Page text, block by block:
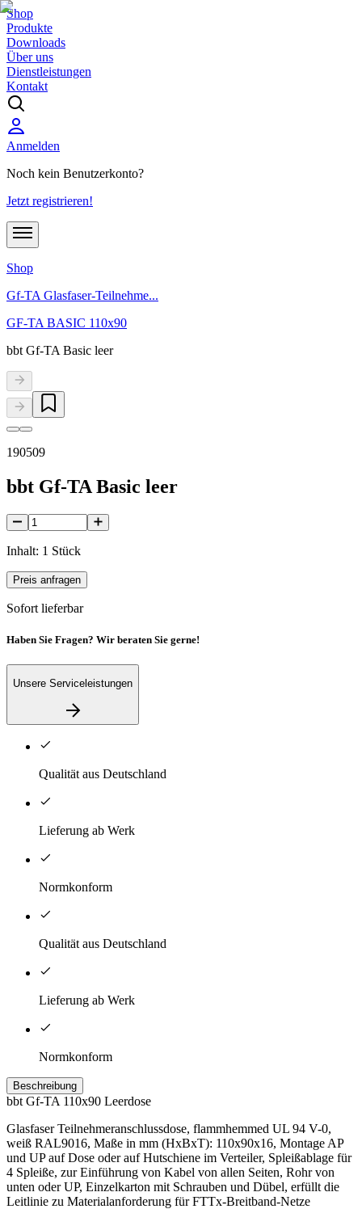
Shop
Produkte
Downloads
Über uns
Dienstleistungen
Kontakt
Anmelden
Noch kein Benutzerkonto?
Jetzt registrieren!
Shop
Gf-TA Glasfaser-Teilnehme...
GF-TA BASIC 110x90
bbt Gf-TA Basic leer
190509
bbt Gf-TA Basic leer
Inhalt: 1 Stück
Preis anfragen
Sofort lieferbar
Haben Sie Fragen? Wir beraten Sie gerne!
Unsere Serviceleistungen
Qualität aus Deutschland
Lieferung ab Werk
Normkonform
Qualität aus Deutschland
Lieferung ab Werk
Normkonform
Beschreibung
bbt Gf-TA 110x90 Leerdose
Glasfaser Teilnehmeranschlussdose, flammhemmed UL 94 V-0,
weiß RAL9016, Maße in mm (HxBxT): 110x90x16, Montage AP
und UP auf Dose oder auf Hutschiene im Verteiler, Spleißablage für
4 Spleiße, zur Einführung von Kabel von allen Seiten, Rohr von
unten oder UP, Einzelkarton mit Schrauben und Dübel, erfüllt die
Leitlinie zu Materialanforderung für FTTx-Breitband-Netze